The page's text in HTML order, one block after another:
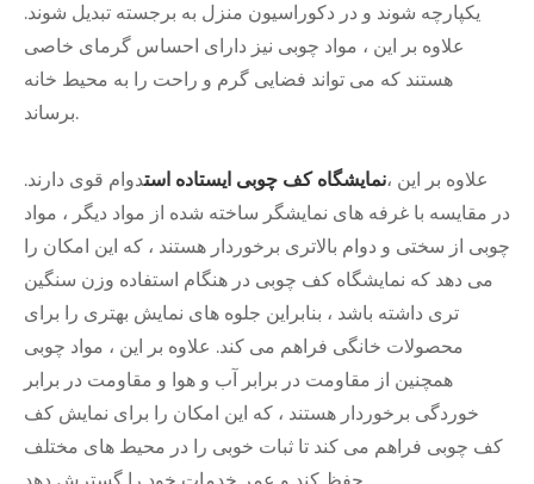
یکپارچه شوند و در دکوراسیون منزل به برجسته تبدیل شوند.
علاوه بر این ، مواد چوبی نیز دارای احساس گرمای خاصی
هستند که می تواند فضایی گرم و راحت را به محیط خانه
برساند.
علاوه بر این ،نمایشگاه کف چوبی ایستاده استدوام قوی دارند.
در مقایسه با غرفه های نمایشگر ساخته شده از مواد دیگر ، مواد
چوبی از سختی و دوام بالاتری برخوردار هستند ، که این امکان را
می دهد که نمایشگاه کف چوبی در هنگام استفاده وزن سنگین
تری داشته باشد ، بنابراین جلوه های نمایش بهتری را برای
محصولات خانگی فراهم می کند. علاوه بر این ، مواد چوبی
همچنین از مقاومت در برابر آب و هوا و مقاومت در برابر
خوردگی برخوردار هستند ، که این امکان را برای نمایش کف
کف چوبی فراهم می کند تا ثبات خوبی را در محیط های مختلف